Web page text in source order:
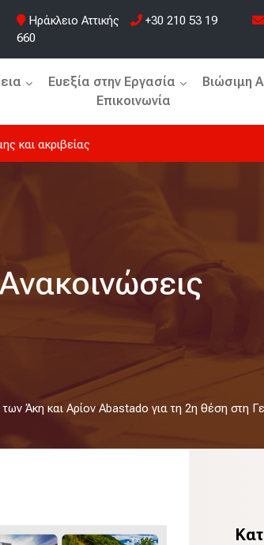
Ηράκλειο Αττικής
+30 210 53 19
660
Ευεξία στην Εργασία Βιώσιμη
Επικοινωνία
και ακριβείας
Ανακοινώσεις
Άκη και Αρίον Abastado για τη 2η θέση στη